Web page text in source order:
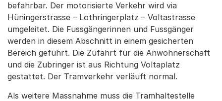
befahrbar. Der motorisierte Verkehr wird via
Hüningerstrasse – Lothringerplatz – Voltastrasse
umgeleitet. Die Fussgängerinnen und Fussgänger
werden in diesem Abschnitt in einem gesicherten
Bereich geführt. Die Zufahrt für die Anwohnerschaft
und die Zubringer ist aus Richtung Voltaplatz
gestattet. Der Tramverkehr verläuft normal.
Als weitere Massnahme muss die Tramhaltestelle